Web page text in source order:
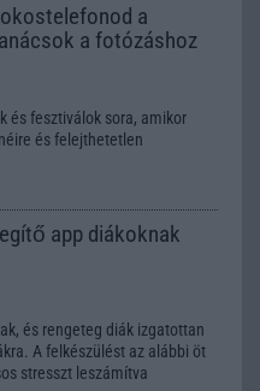
a
a fotózáshoz
és fesztiválok sora, amikor
és felejthetetlen
app diákoknak
és rengeteg diák izgatottan
A felkészülést az alábbi öt
stresszt leszámítva